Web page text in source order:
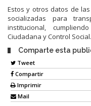
Estos y otros datos de
socializadas para
institucional,
Ciudadana y Control Social.
Comparte esta
Tweet
Compartir
Imprimir
Mail